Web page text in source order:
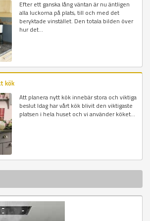
Efter ett ganska lång väntan är nu äntligen
alla luckorna på plats, till och med det
beryktade vinstället. Den totala bilden över
hur det...
kök
Att planera nytt kök innebär stora och viktiga
beslut Idag har vårt kök blivit den viktigaste
platsen i hela huset och vi använder köket...